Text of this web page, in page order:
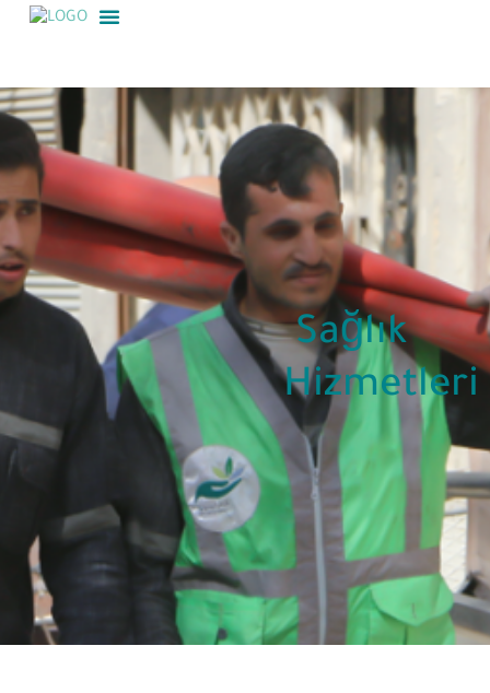
Sağlık
Hizmetleri